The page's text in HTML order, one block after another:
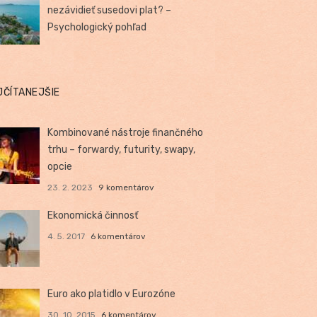
nezávidieť susedovi plat? –
Psychologický pohľad
Kombinované nástroje finančného
trhu – forwardy, futurity, swapy,
opcie
23. 2. 2023 9 komentárov
Ekonomická činnosť
4. 5. 2017 6 komentárov
Euro ako platidlo v Eurozóne
30. 10. 2015 6 komentárov